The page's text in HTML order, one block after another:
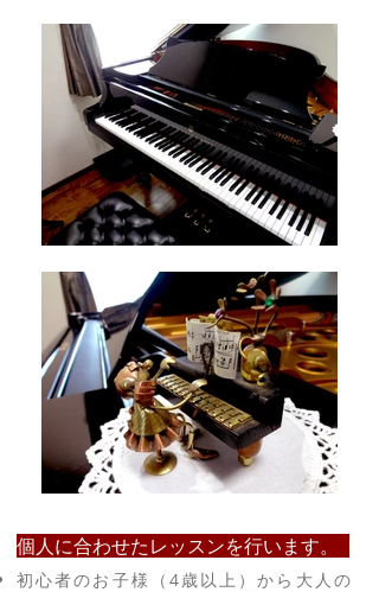
個人に合わせたレッスンを行います。
初心者のお子様（4歳以上）から大人の